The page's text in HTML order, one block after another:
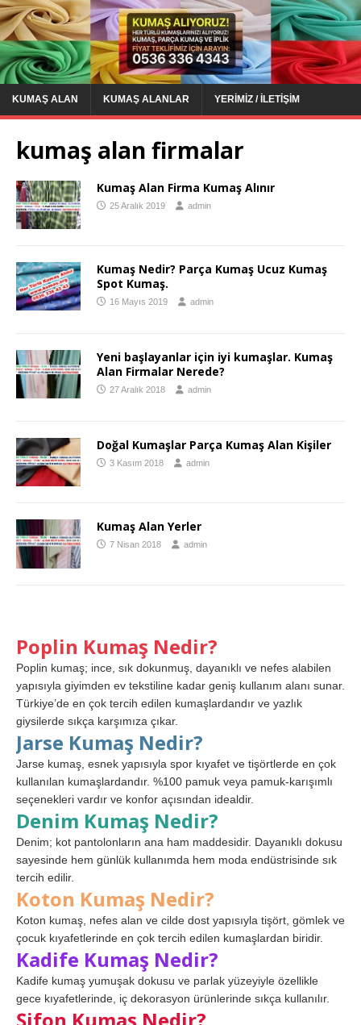
KUMAŞ ALAN KUMAŞ ALANLAR YERIMIZ / İLETIŞIM
kumaş alan firmalar
Kumaş Alan Firma Kumaş Alınır
25 Aralık 2019 admin
Kumaş Nedir? Parça Kumaş Ucuz Kumaş
Spot Kumaş.
16 Mayıs 2019 admin
Yeni başlayanlar için iyi kumaşlar. Kumaş
Alan Firmalar Nerede?
27 Aralık 2018 admin
Doğal Kumaşlar Parça Kumaş Alan Kişiler
3 Kasım 2018 admin
Kumaş Alan Yerler
7 Nisan 2018 admin
Poplin Kumaş Nedir?
Poplin kumaş; ince, sık dokunmuş, dayanıklı ve nefes alabilen
yapısıyla giyimden ev tekstiline kadar geniş kullanım alanı sunar.
Türkiye’de en çok tercih edilen kumaşlardandır ve yazlık
giysilerde sıkça karşımıza çıkar.
Jarse Kumaş Nedir?
Jarse kumaş, esnek yapısıyla spor kıyafet ve tişörtlerde en çok
kullanılan kumaşlardandır. %100 pamuk veya pamuk-karışımlı
seçenekleri vardır ve konfor açısından idealdir.
Denim Kumaş Nedir?
Denim; kot pantolonların ana ham maddesidir. Dayanıklı dokusu
sayesinde hem günlük kullanımda hem moda endüstrisinde sık
tercih edilir.
Koton Kumaş Nedir?
Koton kumaş, nefes alan ve cilde dost yapısıyla tişört, gömlek ve
çocuk kıyafetlerinde en çok tercih edilen kumaşlardan biridir.
Kadife Kumaş Nedir?
Kadife kumaş yumuşak dokusu ve parlak yüzeyiyle özellikle
gece kıyafetlerinde, iç dekorasyon ürünlerinde sıkça kullanılır.
Şifon Kumaş Nedir?